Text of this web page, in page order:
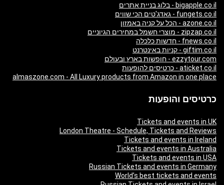
bigapple.co.il - בלוג בניית אתרים
fungets.co.il - גאדג'טים הכי שווים
azone.co.il - הכל על קניה באמזון
zipzap.co.il - מוצרי חשמל במחירים הגיוניים
fnews.co.il - חדשות כלכלה
giftim.co.il - קניות באינטרנט
ezzytour.com - חופשות בארץ ובעולם
aticket.co.il - כרטיסים להופעות
almaszone.com - All Luxury products from Amazon in one place
כרטיסים והופעות
Tickets and events in UK
London Theatre - Schedule, Tickets and Reviews
Tickets and events in Ireland
Tickets and events in Australia
Tickets and events in USA
Russian Tickets and events in Germany
World’s best tickets and events